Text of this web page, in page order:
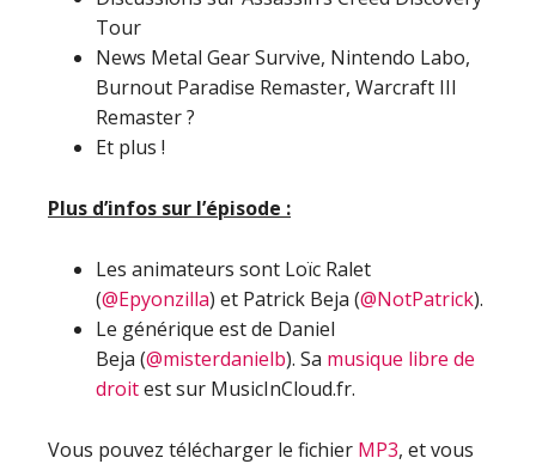
Tour
News Metal Gear Survive, Nintendo Labo,
Burnout Paradise Remaster, Warcraft III
Remaster ?
Et plus !
Plus d’infos sur l’épisode :
Les animateurs sont Loïc Ralet
(@Epyonzilla) et Patrick Beja (@NotPatrick).
Le générique est de Daniel
Beja (@misterdanielb). Sa musique libre de
droitest sur MusicInCloud.fr.
Vous pouvez télécharger le fichier MP3, et vous